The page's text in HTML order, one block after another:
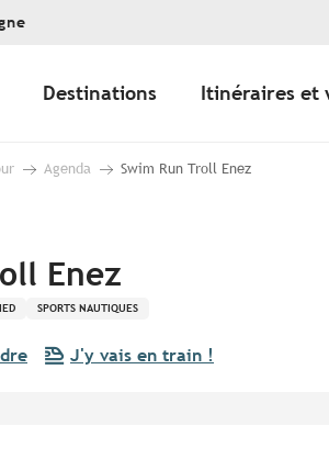
Destinations Itinéraires et
Agenda Swim Run Troll Enez
Enez
SPORTS NAUTIQUES
J'y vais en train !